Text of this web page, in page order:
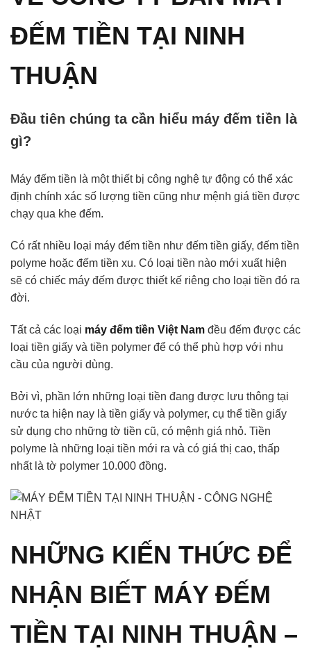
ĐẾM TIỀN TẠI NINH
THUẬN
Đầu tiên chúng ta cần hiểu máy đếm tiền là
gì?
Máy đếm tiền là một thiết bị công nghệ tự động có thể xác
định chính xác số lượng tiền cũng như mệnh giá tiền được
chạy qua khe đếm.
Có rất nhiều loại máy đếm tiền như đếm tiền giấy, đếm tiền
polyme hoặc đếm tiền xu. Có loại tiền nào mới xuất hiện
sẽ có chiếc máy đếm được thiết kế riêng cho loại tiền đó ra
đời.
Tất cả các loại máy đếm tiền Việt Nam đều đếm được các
loại tiền giấy và tiền polymer để có thể phù hợp với nhu
cầu của người dùng.
Bởi vì, phần lớn những loại tiền đang được lưu thông tại
nước ta hiện nay là tiền giấy và polymer, cụ thể tiền giấy
sử dụng cho những tờ tiền cũ, có mệnh giá nhỏ. Tiền
polyme là những loại tiền mới ra và có giá thị cao, thấp
nhất là tờ polymer 10.000 đồng.
NHỮNG KIẾN THỨC ĐỂ
NHẬN BIẾT MÁY ĐẾM
TIỀN TẠI NINH THUẬN –